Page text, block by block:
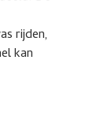
rijden,
kan